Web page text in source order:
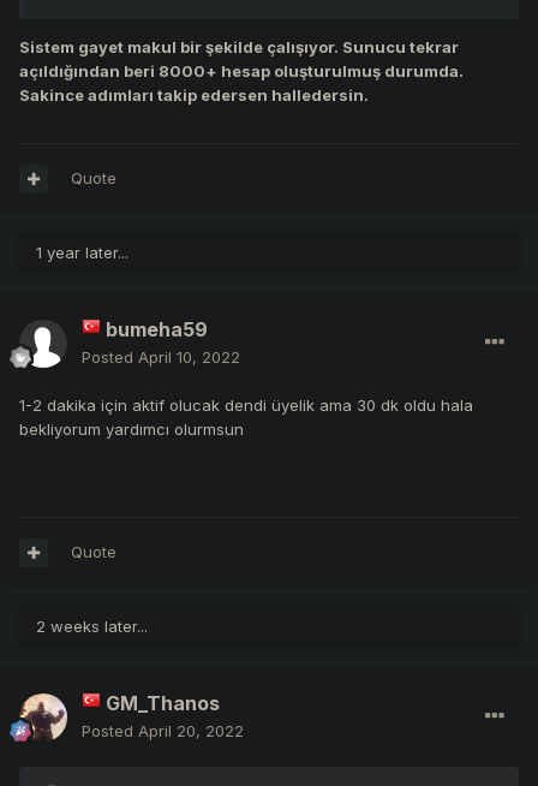
Sistem gayet makul bir şekilde çalışıyor. Sunucu tekrar
açıldığından beri 8000+ hesap oluşturulmuş durumda.
Sakince adımları takip edersen halledersin.
Quote
1 year later...
bumeha59
Posted April 10, 2022
1-2 dakika için aktif olucak dendi üyelik ama 30 dk oldu hala
bekliyorum yardımcı olurmsun
Quote
2 weeks later...
GM_Thanos
Posted April 20, 2022